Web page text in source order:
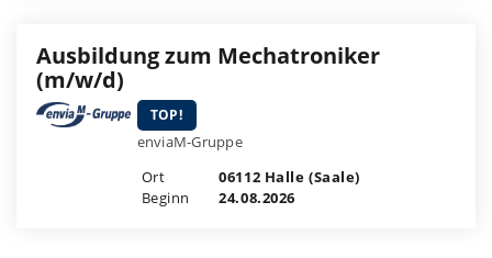
Ausbildung zum Mechatroniker
(m/w/d)
TOP!
enviaM-Gruppe
Ort
06112 Halle (Saale)
Beginn
24.08.2026